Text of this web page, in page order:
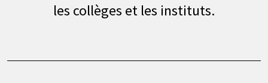
les collèges et les instituts.